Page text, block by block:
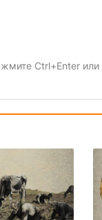
Ctrl+Enter или